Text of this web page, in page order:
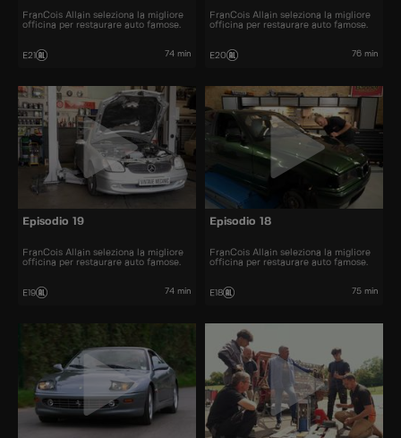
FranCois Allain seleziona la migliore
officina per restaurare auto famose.
E21 74 min
FranCois Allain seleziona la migliore
officina per restaurare auto famose.
E20 76 min
Episodio 19
FranCois Allain seleziona la migliore
officina per restaurare auto famose.
E19 74 min
Episodio 18
FranCois Allain seleziona la migliore
officina per restaurare auto famose.
E18 75 min